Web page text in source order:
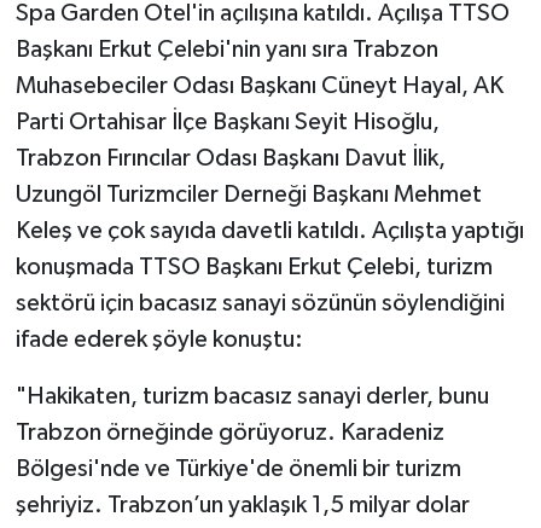
Spa Garden Otel'in açılışına katıldı. Açılışa TTSO
Başkanı Erkut Çelebi'nin yanı sıra Trabzon
Muhasebeciler Odası Başkanı Cüneyt Hayal, AK
Parti Ortahisar İlçe Başkanı Seyit Hisoğlu,
Trabzon Fırıncılar Odası Başkanı Davut İlik,
Uzungöl Turizmciler Derneği Başkanı Mehmet
Keleş ve çok sayıda davetli katıldı. Açılışta yaptığı
konuşmada TTSO Başkanı Erkut Çelebi, turizm
sektörü için bacasız sanayi sözünün söylendiğini
ifade ederek şöyle konuştu:
"Hakikaten, turizm bacasız sanayi derler, bunu
Trabzon örneğinde görüyoruz. Karadeniz
Bölgesi'nde ve Türkiye'de önemli bir turizm
şehriyiz. Trabzon’un yaklaşık 1,5 milyar dolar